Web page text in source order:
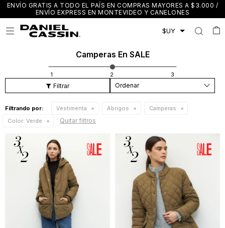
ENVÍO GRATIS A TODO EL PAÍS EN COMPRAS MAYORES A $3.000 /
ENVÍO EXPRESS EN MONTEVIDEO Y CANELONES

Camperas En SALE
Recomendados
Filtrando por: Vestimenta Abrigos
Camperas
Color: Verde Quitar filtros